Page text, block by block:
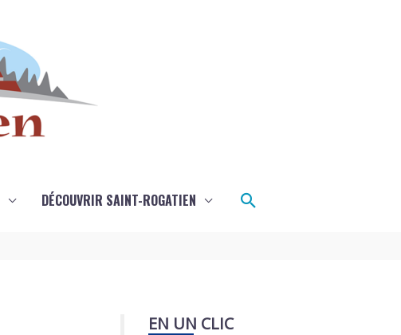
DÉCOUVRIR SAINT-ROGATIEN Rechercher
EN UN CLIC